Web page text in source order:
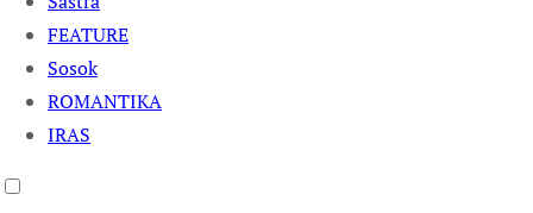
FEATURE
Sosok
ROMANTIKA
IRAS